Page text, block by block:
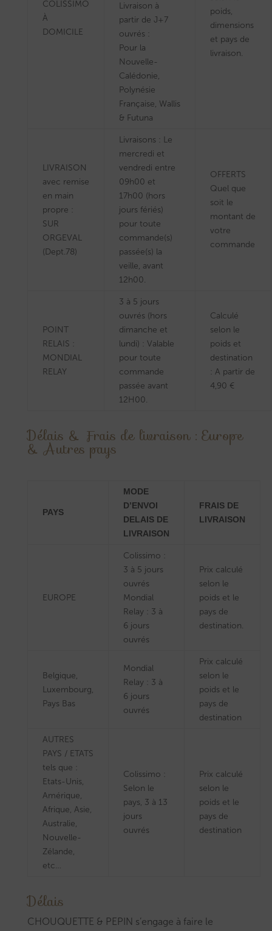
COLISSIMO
À
DOMICILE
Livraison à
partir de J+7
ouvrés :
Pour la
Nouvelle-
Calédonie,
Polynésie
Française, Wallis
& Futuna
poids,
dimensions
et pays de
livraison.
LIVRAISON
avec remise
en main
propre :
SUR
ORGEVAL
(Dept.78)
Livraisons : Le
mercredi et
vendredi entre
09h00 et
17h00 (hors
jours fériés)
pour toute
commande(s)
passée(s) la
veille, avant
12h00.
OFFERTS
Quel que
soit le
montant de
votre
commande
POINT
RELAIS :
MONDIAL
RELAY
3 à 5 jours
ouvrés (hors
dimanche et
lundi) : Valable
pour toute
commande
passée avant
12H00.
Calculé
selon le
poids et
destination
: A partir de
4,90 €
Délais & Frais de livraison : Europe
& Autres pays
PAYS
MODE
D’ENVOI
DELAIS DE
LIVRAISON
FRAIS DE
LIVRAISON
EUROPE
Colissimo :
3 à 5 jours
ouvrés
Mondial
Relay : 3 à
6 jours
ouvrés
Prix calculé
selon le
poids et le
pays de
destination.
Belgique,
Luxembourg,
Pays Bas
Mondial
Relay : 3 à
6 jours
ouvrés
Prix calculé
selon le
poids et le
pays de
destination
AUTRES
PAYS / ETATS
tels que :
Etats-Unis,
Amérique,
Afrique, Asie,
Australie,
Nouvelle-
Zélande,
etc…
Colissimo :
Selon le
pays, 3 à 13
jours
ouvrés
Prix calculé
selon le
poids et le
pays de
destination
Délais
CHOUQUETTE & PEPIN s’engage à faire le